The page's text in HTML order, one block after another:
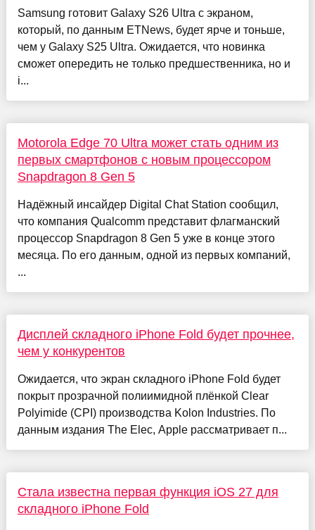
Samsung готовит Galaxy S26 Ultra с экраном,
который, по данным ETNews, будет ярче и тоньше,
чем у Galaxy S25 Ultra. Ожидается, что новинка
сможет опередить не только предшественника, но и
i...
Motorola Edge 70 Ultra может стать одним из
первых смартфонов с новым процессором
Snapdragon 8 Gen 5
Надёжный инсайдер Digital Chat Station сообщил,
что компания Qualcomm представит флагманский
процессор Snapdragon 8 Gen 5 уже в конце этого
месяца. По его данным, одной из первых компаний,
...
Дисплей складного iPhone Fold будет прочнее,
чем у конкурентов
Ожидается, что экран складного iPhone Fold будет
покрыт прозрачной полиимидной плёнкой Clear
Polyimide (CPI) производства Kolon Industries. По
данным издания The Elec, Apple рассматривает п...
Стала известна первая функция iOS 27 для
складного iPhone Fold